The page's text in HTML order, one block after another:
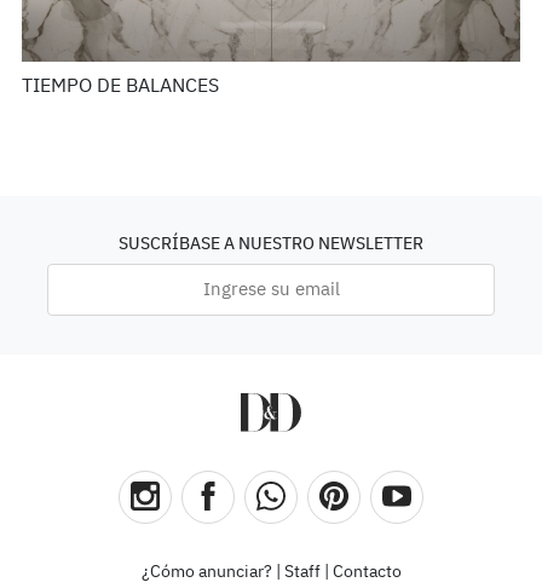
TIEMPO DE BALANCES
SUSCRÍBASE A NUESTRO NEWSLETTER
¿Cómo anunciar? Staff| Contacto